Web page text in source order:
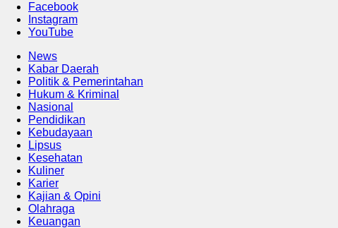
Facebook
Instagram
YouTube
News
Kabar Daerah
Politik & Pemerintahan
Hukum & Kriminal
Nasional
Pendidikan
Kebudayaan
Lipsus
Kesehatan
Kuliner
Karier
Kajian & Opini
Olahraga
Keuangan